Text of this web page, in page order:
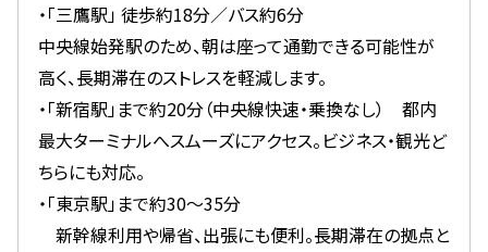
・「三鷹駅」 徒歩約18分／バス約6分
中央線始発駅のため、朝は座って通勤できる可能性が
高く、長期滞在のストレスを軽減します。
・「新宿駅」まで約20分（中央線快速・乗換なし） 都内
最大ターミナルへスムーズにアクセス。ビジネス・観光ど
ちらにも対応。
・「東京駅」まで約30〜35分
新幹線利用や帰省、出張にも便利。長期滞在の拠点と